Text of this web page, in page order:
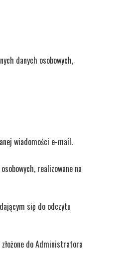
danych osobowych,
wiadomości e-mail.
realizowane na
się do odczytu
do Administratora